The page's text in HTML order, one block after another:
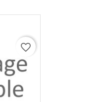
favorite_border